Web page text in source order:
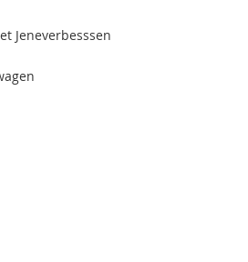
Jeneverbesssen